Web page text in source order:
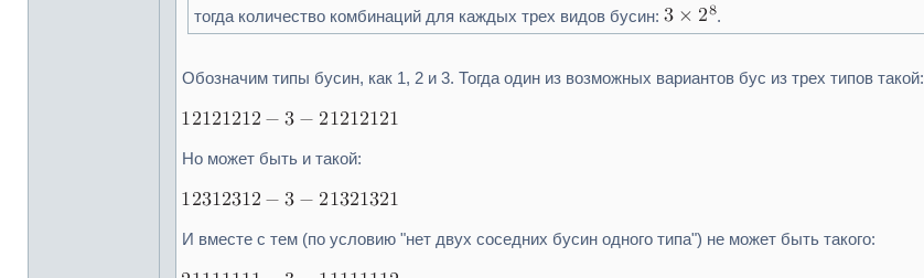
тогда количество комбинаций для каждых трех видов бусин: .
Обозначим типы бусин, как 1, 2 и 3. Тогда один из возможных вариантов бус из трех типов такой:
Но может быть и такой:
И вместе с тем (по условию "нет двух соседних бусин одного типа") не может быть такого: